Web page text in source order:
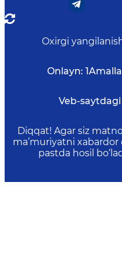
Oxirgi
Onlayn: 1
Veb-
Diqqat! Agar siz
ma’muriyatni
pastda hosil